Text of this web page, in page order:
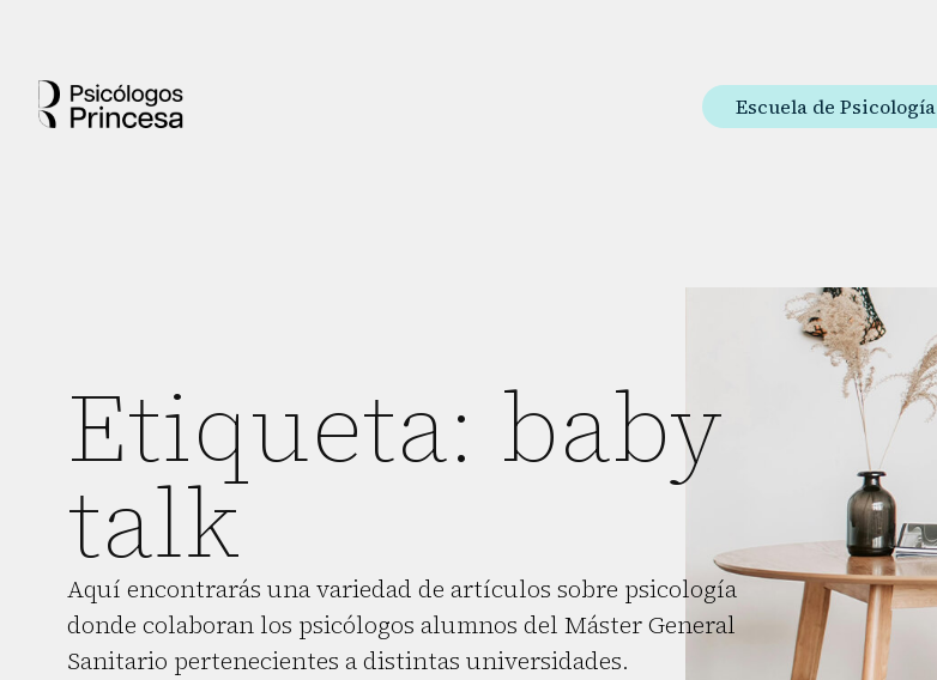
Escuela de Psicología
Etiqueta: baby
talk
Aquí encontrarás una variedad de artículos sobre psicología
donde colaboran los psicólogos alumnos del Máster General
Sanitario pertenecientes a distintas universidades.